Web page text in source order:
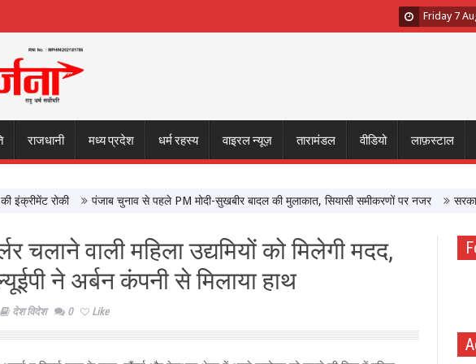
Friday 7
राजधानी मध्य प्रदेश धर्म रहस्य वाइरल न्यूज़ तारामंडल वीडियो लाफ़स्टाल
रोकी पंजाब चुनाव से पहले PM मोदी-सुखबीर बादल की मुलाकात, सियासी समीकरणों पर नजर सरकार के
चलाने वाली महिला उद्यमियों को मिलेगी मदद,
ने अर्बन कंपनी से मिलाया हाथ
देश विदेश 0 Like